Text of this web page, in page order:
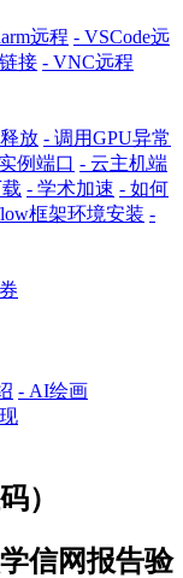
远程 - VSCode远
接 - VNC远程
放 - 调用GPU异常
例端口 - 云主机端
- 学术加速 - 如何
框架环境安装 -
- AI绘画
）
信网报告验